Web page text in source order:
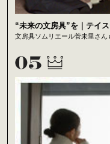
“未来の文房具”を｜テイ
文房具ソムリエール菅未里さん